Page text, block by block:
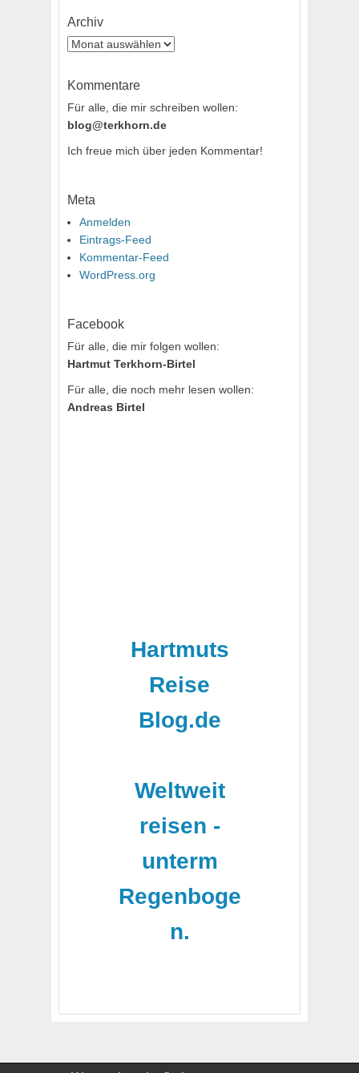
Archiv
Archiv
Kommentare
Für alle, die mir schreiben wollen:
blog@terkhorn.de
Ich freue mich über jeden Kommentar!
Meta
Anmelden
Eintrags-Feed
Kommentar-Feed
WordPress.org
Facebook
Für alle, die mir folgen wollen:
Hartmut Terkhorn-Birtel
Für alle, die noch mehr lesen wollen:
Andreas Birtel
Hartmuts
Reise
Blog.de
Weltweit
reisen -
unterm
Regenboge
n.